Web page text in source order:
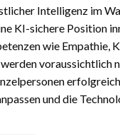
Intelligenz im
KI-sichere Position
wie Empathie,
voraussichtlich
und die